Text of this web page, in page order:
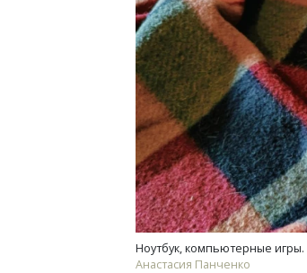
Ноутбук, компьютерные игры.
Анастасия Панченко